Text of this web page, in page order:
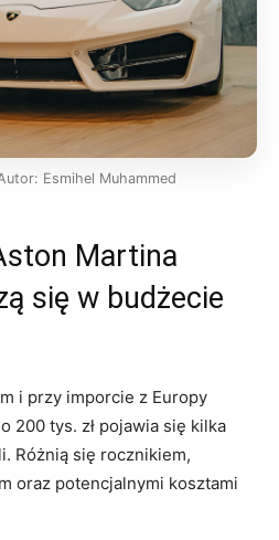
Esmihel Muhammed
Martina
się w budżecie
i przy imporcie z Europy
200 tys. zł pojawia się kilka
Różnią się rocznikiem,
oraz potencjalnymi kosztami